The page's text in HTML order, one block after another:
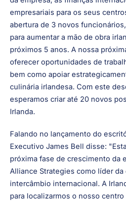
que queiram estabelecer
com visão de futuro.
O centro irlandês dirigirá a
da empresa, as finanças
empresariais para os seus
abertura de 3 novos
para aumentar a mão de obra
próximos 5 anos. A nossa
oferecer oportunidades de
culinária irlandesa. Com este
esperamos criar até 20 novos
Irlanda.
Falando no lançamento do
Executivo James Bell disse: